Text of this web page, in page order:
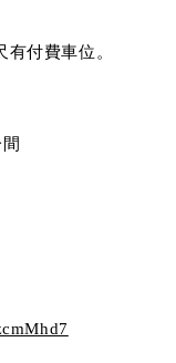
有付費車位。